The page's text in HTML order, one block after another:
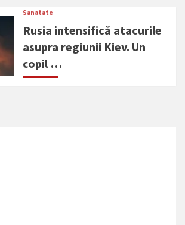
Sanatate
Rusia intensifică atacurile
asupra regiunii Kiev. Un
copil …